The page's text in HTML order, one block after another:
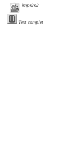
imprimir
Text complet